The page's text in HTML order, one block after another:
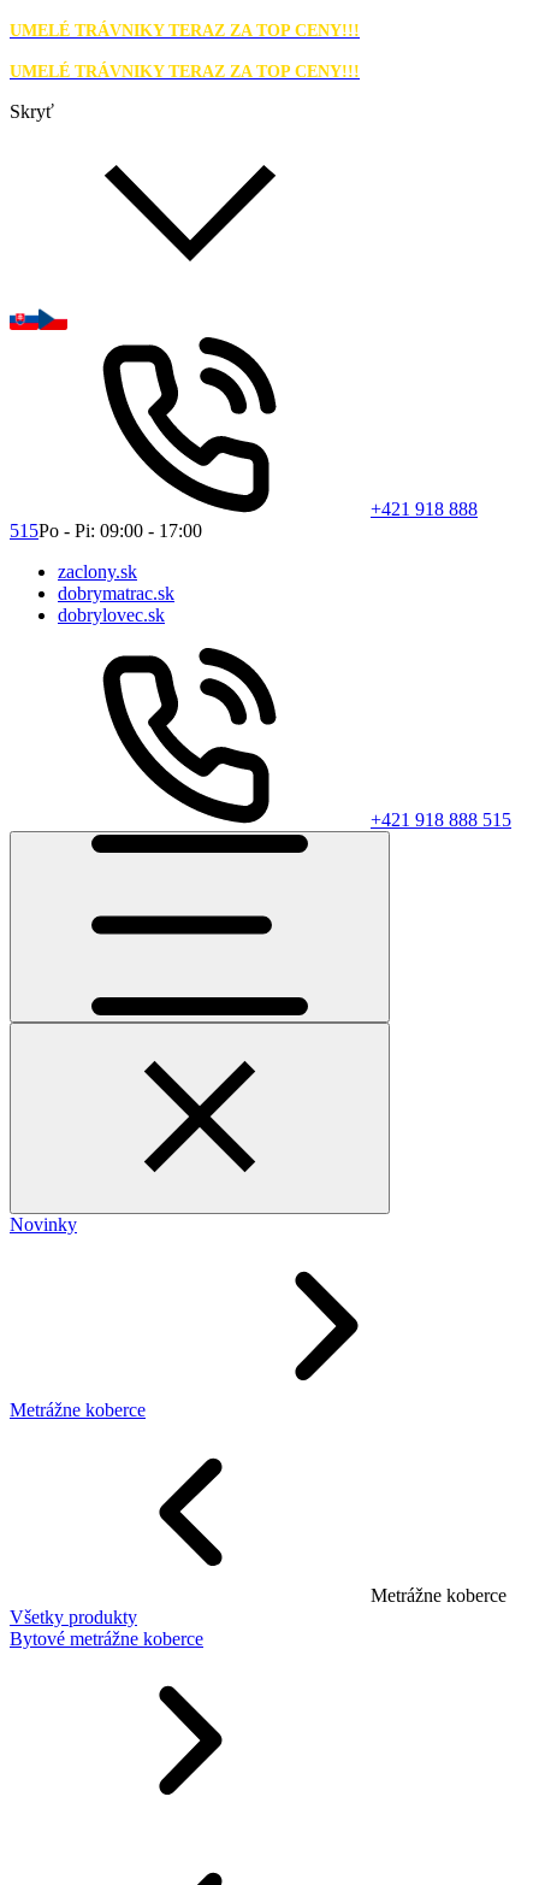
UMELÉ TRÁVNIKY TERAZ ZA TOP CENY!!!
UMELÉ TRÁVNIKY TERAZ ZA TOP CENY!!!
Skryť
+421 918 888
515Po - Pi: 09:00 - 17:00
zaclony.sk
dobrymatrac.sk
dobrylovec.sk
+421 918 888 515
Novinky
Metrážne koberce
Metrážne koberce
Všetky produkty
Bytové metrážne koberce